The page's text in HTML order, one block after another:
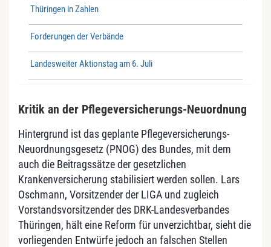
Thüringen in Zahlen
Forderungen der Verbände
Landesweiter Aktionstag am 6. Juli
Kritik an der Pflegeversicherungs-Neuordnung
Hintergrund ist das geplante Pflegeversicherungs-
Neuordnungsgesetz (PNOG) des Bundes, mit dem
auch die Beitragssätze der gesetzlichen
Krankenversicherung stabilisiert werden sollen. Lars
Oschmann, Vorsitzender der LIGA und zugleich
Vorstandsvorsitzender des DRK-Landesverbandes
Thüringen, hält eine Reform für unverzichtbar, sieht die
vorliegenden Entwürfe jedoch an falschen Stellen